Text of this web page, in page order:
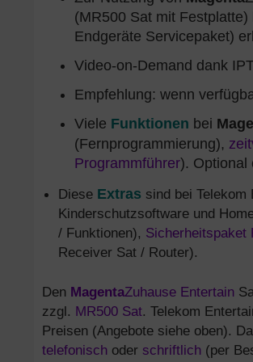
(MR500 Sat mit
Endgeräte Servicepaket)
Video-on-Demand dank
Empfehlung: wenn
Viele Funktionen bei
(Fernprogrammierung),
Programmführer). Optional
Diese Extras sind bei
Kinderschutzsoftware und
/ Funktionen), Sicherheitspaket
Receiver Sat / Router).
Den MagentaZuhause Entertain
zzgl. MR500 Sat. Telekom
Preisen (Angebote siehe oben).
telefonisch oder schriftlich (per